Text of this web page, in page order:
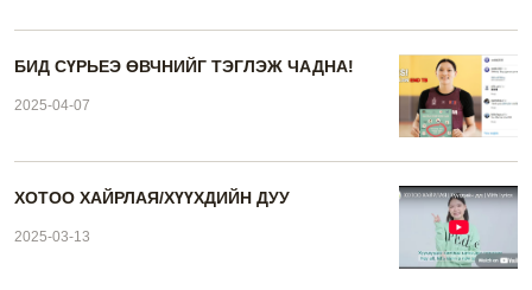
БИД СҮРЬЕЭ ӨВЧНИЙГ ТЭГЛЭЖ ЧАДНА!
2025-04-07
ХОТОО ХАЙРЛАЯ/ХҮҮХДИЙН ДУУ
2025-03-13